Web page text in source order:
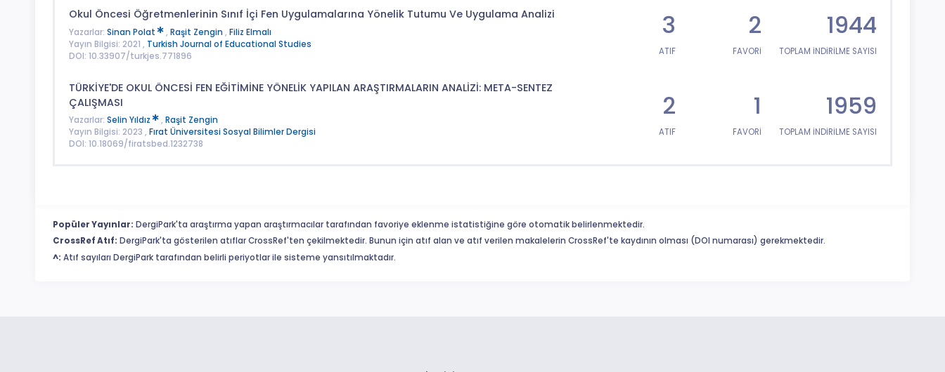
Okul Öncesi Öğretmenlerinin Sınıf İçi Fen Uygulamalarına Yönelik Tutumu Ve Uygulama Analizi
Yazarlar: Sinan Polat , Raşit Zengin , Filiz Elmalı
Yayın Bilgisi: 2021 , Turkish Journal of Educational Studies
DOI: 10.33907/turkjes.771896
3
ATIF
2
FAVORİ
1944
TOPLAM İNDİRİLME SAYISI
TÜRKİYE'DE OKUL ÖNCESİ FEN EĞİTİMİNE YÖNELİK YAPILAN ARAŞTIRMALARIN ANALİZİ: META-SENTEZ
ÇALIŞMASI
Yazarlar: Selin Yıldız , Raşit Zengin
Yayın Bilgisi: 2023 , Fırat Üniversitesi Sosyal Bilimler Dergisi
DOI: 10.18069/firatsbed.1232738
2
ATIF
1
FAVORİ
1959
TOPLAM İNDİRİLME SAYISI
Popüler Yayınlar: DergiPark'ta araştırma yapan araştırmacılar tarafından favoriye eklenme istatistiğine göre otomatik belirlenmektedir.
CrossRef Atıf: DergiPark'ta gösterilen atıflar CrossRef'ten çekilmektedir. Bunun için atıf alan ve atıf verilen makalelerin CrossRef'te kaydının olması (DOI numarası) gerekmektedir.
^: Atıf sayıları DergiPark tarafından belirli periyotlar ile sisteme yansıtılmaktadır.